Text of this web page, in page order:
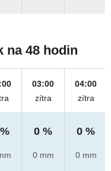
na 48 hodin
03:00
zítra
0 %
0 mm
04:00
zítra
0 %
0 mm